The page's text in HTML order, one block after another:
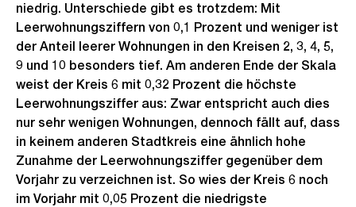
niedrig. Unterschiede gibt es trotzdem: Mit
Leerwohnungsziffern von 0,1 Prozent und weniger ist
der Anteil leerer Wohnungen in den Kreisen 2, 3, 4, 5,
9 und 10 besonders tief. Am anderen Ende der Skala
weist der Kreis 6 mit 0,32 Prozent die höchste
Leerwohnungsziffer aus: Zwar entspricht auch dies
nur sehr wenigen Wohnungen, dennoch fällt auf, dass
in keinem anderen Stadtkreis eine ähnlich hohe
Zunahme der Leerwohnungsziffer gegenüber dem
Vorjahr zu verzeichnen ist. So wies der Kreis 6 noch
im Vorjahr mit 0,05 Prozent die niedrigste